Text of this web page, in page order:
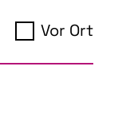
Vor Ort